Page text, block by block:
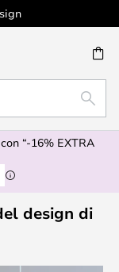
“-16% EXTRA
design di